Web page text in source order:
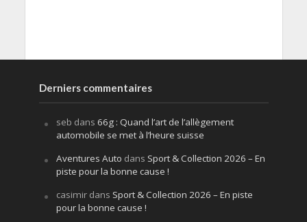
Derniers commentaires
seb dans 66g : Quand l’art de l’allègement
automobile se met à l’heure suisse
Aventures Auto dans Sport & Collection 2026 – En
piste pour la bonne cause !
casimirdans Sport & Collection 2026 – En piste
pour la bonne cause !